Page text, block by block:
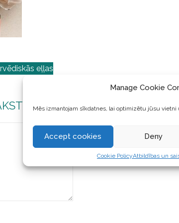
Manage Cookie
Mēs izmantojam sīkdatnes, lai optimizētu jūsu vietni
Accept cookies Deny
Cookie PolicyAtbildības un
eļļas